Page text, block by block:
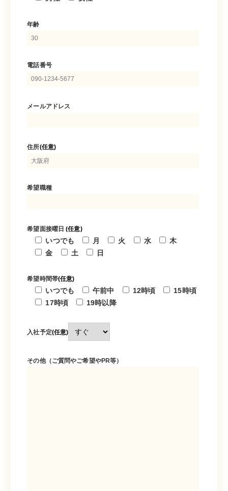
年齢
電話番号
メールアドレス
住所(任意)
希望職種
希望面接曜日(任意)
いつでも 月 火 水
木
金
土 日
希望時間帯(任意)
いつでも 午前中 12時頃
15時頃
17時頃
19時以降
入社予定(任意)
その他（ご質問やご希望やPR等）